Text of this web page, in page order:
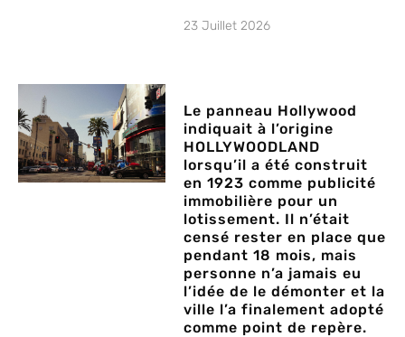
23 Juillet 2026
Le panneau Hollywood
indiquait à l’origine
HOLLYWOODLAND
lorsqu’il a été construit
en 1923 comme publicité
immobilière pour un
lotissement. Il n’était
censé rester en place que
pendant 18 mois, mais
personne n’a jamais eu
l’idée de le démonter et la
ville l’a finalement adopté
comme point de repère.